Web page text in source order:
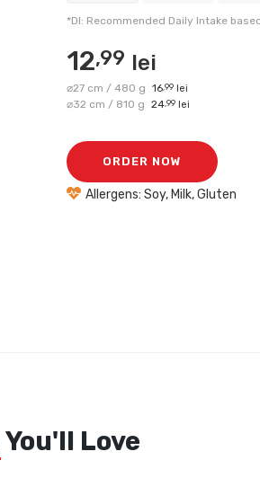
*DI: Recommended Daily Intake
12,99 lei
⌀27 cm / 480 g 16 ,99 lei
⌀32 cm / 810 g 24 ,99 lei
ORDER NOW
Allergens: Soy, Milk, Gluten
You'll Love